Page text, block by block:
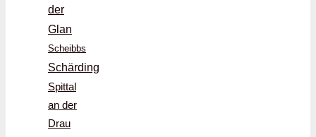
der
Glan
Scheibbs
Schärding
Spittal
an der
Drau